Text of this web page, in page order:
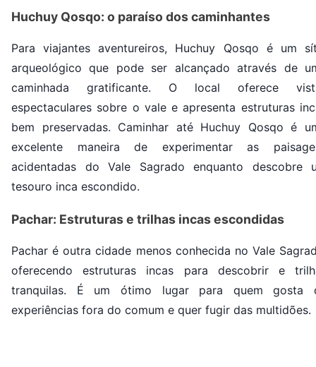
Huchuy Qosqo: o paraíso dos caminhantes
Para viajantes aventureiros, Huchuy Qosqo é um
arqueológico que pode ser alcançado através de
caminhada gratificante. O local oferece
espectaculares sobre o vale e apresenta estruturas
bem preservadas. Caminhar até Huchuy Qosqo é
excelente maneira de experimentar as
acidentadas do Vale Sagrado enquanto descobre
tesouro inca escondido.
Pachar: Estruturas e trilhas incas escondidas
Pachar é outra cidade menos conhecida no Vale
oferecendo estruturas incas para descobrir e
tranquilas. É um ótimo lugar para quem gosta
experiências fora do comum e quer fugir das multidões.